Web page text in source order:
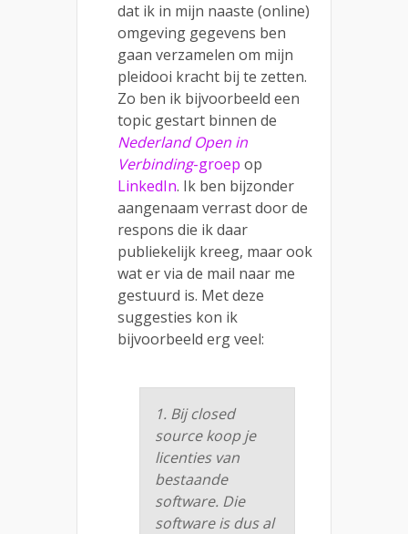
dat ik in mijn naaste (online)
omgeving gegevens ben
gaan verzamelen om mijn
pleidooi kracht bij te zetten.
Zo ben ik bijvoorbeeld een
topic gestart binnen de
Nederland Open in
Verbinding-groep op
LinkedIn. Ik ben bijzonder
aangenaam verrast door de
respons die ik daar
publiekelijk kreeg, maar ook
wat er via de mail naar me
gestuurd is. Met deze
suggesties kon ik
bijvoorbeeld erg veel:
1. Bij closed
source koop je
licenties van
bestaande
software. Die
software is dus al